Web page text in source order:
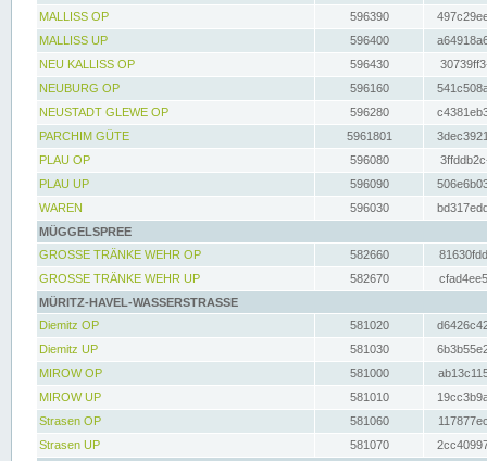
MALLISS OP
596390
MALLISS UP
596400
NEU KALLISS OP
596430
NEUBURG OP
596160
NEUSTADT GLEWE OP
596280
PARCHIM GÜTE
5961801
PLAU OP
596080
PLAU UP
596090
WAREN
596030
MÜGGELSPREE
GROSSE TRÄNKE WEHR OP
582660
GROSSE TRÄNKE WEHR UP
582670
MÜRITZ-HAVEL-WASSERSTRASSE
Diemitz OP
581020
Diemitz UP
581030
MIROW OP
581000
MIROW UP
581010
Strasen OP
581060
Strasen UP
581070